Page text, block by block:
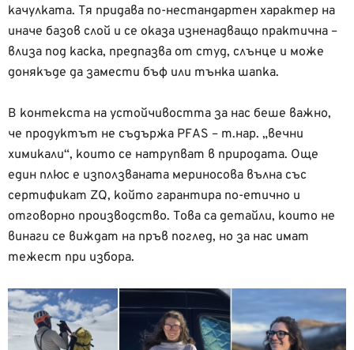
качулката. Тя придава по-нестандартен характер на
иначе базов слой и се оказа изненадващо практична –
влиза под каска, предпазва от студ, слънце и може
донякъде да замести бъф или тънка шапка.
В контекста на устойчивостта за нас беше важно,
че продуктът не съдържа PFAS – т.нар. „вечни
химикали“, които се натрупват в природата. Още
един плюс е използваната мериносова вълна със
сертификат ZQ, който гарантира по-етично и
отговорно производство. Това са детайли, които не
винаги се виждат на пръв поглед, но за нас имат
тежест при избора.